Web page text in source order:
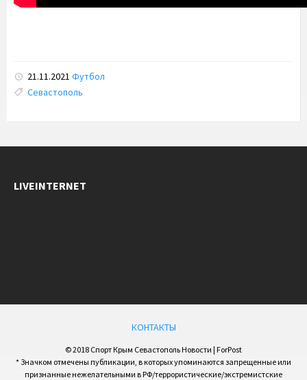
21.11.2021 Футбол
Tags:
Севастополь
LIVEINTERNET
КОНТАКТЫ
© 2018 Спорт Крым Севастополь Новости | ForPost
* Значком отмечены публикации, в которых упоминаются запрещенные или
признанные нежелательными в РФ/террористические/экстремистские